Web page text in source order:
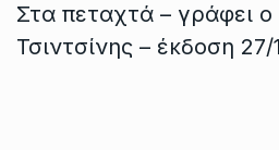
Στα πεταχτά – γράφει
Τσιντσίνης – έκδοση 27/